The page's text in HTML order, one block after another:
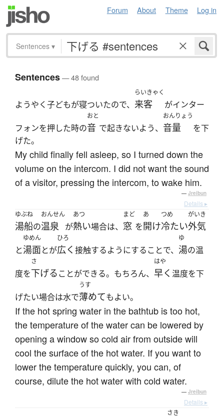
Forum About Theme Log in
Sentences ▾
Sentences— 48 found
ようやく子どもが寝ついたので、
らいきゃく
来客 がインター
フォンを押した時の
おと
音 で起きないよう、
おんりょう
音量
を下
げた。
My child finally fell asleep, so I turned down the
volume on the intercom. I did not want the sound
of a visitor, pressing the intercom, to wake him.
— Jreibun
Details ▸
ゆぶね
湯船の
おんせん
温泉 が
あつ
熱い場合は、
まど
窓 を
あ
開け
つめ
冷たい
がいき
外気
と
ゆめん
湯面とが
ひろ
広く 接触するようにすることで、
ゆ
湯の温
度を
さ
下げることができる。もちろん、
はや
早く 温度を下
げたい場合は水で
うす
薄めてもよい。
If the hot spring water in the bathtub is too hot,
the temperature of the water can be lowered by
opening a window so cold air from outside will
cool the surface of the hot water. If you want to
lower the temperature quickly, you can, of
course, dilute the hot water with cold water.
— Jreibun
Details ▸
さき